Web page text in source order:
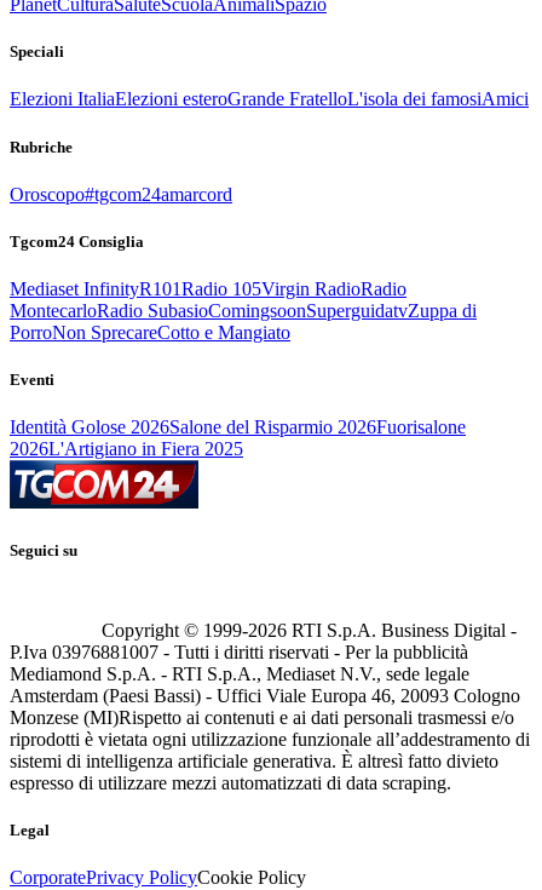
PlanetCulturaSaluteScuolaAnimaliSpazio
Speciali
Elezioni ItaliaElezioni esteroGrande FratelloL'isola dei famosiAmici
Rubriche
Oroscopo#tgcom24amarcord
Tgcom24 Consiglia
Mediaset InfinityR101Radio 105Virgin RadioRadio
MontecarloRadio SubasioComingsoonSuperguidatvZuppa di
PorroNon SprecareCotto e Mangiato
Eventi
Identità Golose 2026Salone del Risparmio 2026Fuorisalone
2026L'Artigiano in Fiera 2025
Seguici su
Copyright © 1999-2026 RTI S.p.A. Business Digital -
P.Iva 03976881007 - Tutti i diritti riservati - Per la pubblicità
Mediamond S.p.A. - RTI S.p.A., Mediaset N.V., sede legale
Amsterdam (Paesi Bassi) - Uffici Viale Europa 46, 20093 Cologno
Monzese (MI)Rispetto ai contenuti e ai dati personali trasmessi e/o
riprodotti è vietata ogni utilizzazione funzionale all’addestramento di
sistemi di intelligenza artificiale generativa. È altresì fatto divieto
espresso di utilizzare mezzi automatizzati di data scraping.
Legal
CorporatePrivacy PolicyCookie Policy